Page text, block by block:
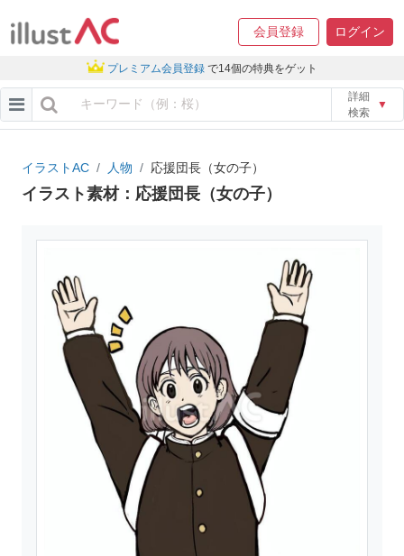
会員登録 ログイン
プレミアム会員登録 で14個の特典をゲット
詳細
検索
▼
イラストAC 人物 応援団長（女の子）
イラスト素材：応援団長（女の子）